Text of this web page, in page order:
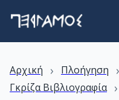
Αρχική › Πλοήγηση ›
Γκρίζα Βιβλιογραφία ›